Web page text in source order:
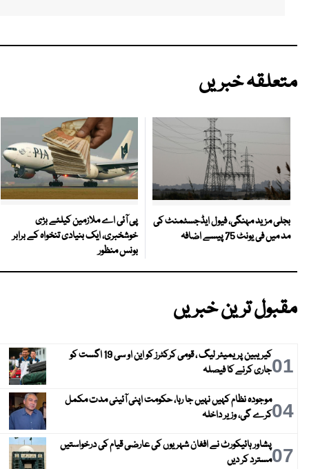
متعلقہ خبریں
بجلی مزید مہنگی، فیول ایڈجسٹمنٹ کی
مد میں فی یونٹ 75 پیسے اضافہ
پی آئی اے ملازمین کیلئے بڑی
خوشخبری، ایک بنیادی تنخواہ کے برابر
بونس منظور
مقبول ترین خبریں
01
کیریبین پریمیئر لیگ ، قومی کرکٹرز کو این او سی 19 اگست کو
جاری کرنے کا فیصلہ
04موجودہ نظام کہیں نہیں جا رہا، حکومت اپنی آئینی مدت مکمل
کرے گی، وزیر داخلہ
07پشاور ہائیکورٹ نے افغان شہریوں کی عارضی قیام کی درخواستیں
مسترد کر دیں